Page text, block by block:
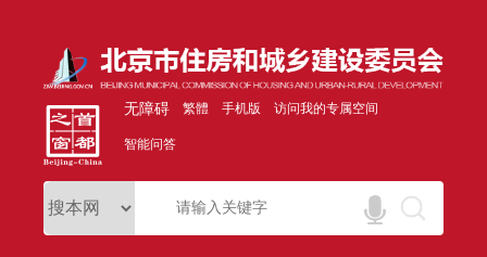
无障碍 繁體 手机版 访问我的专属空间
智能问答